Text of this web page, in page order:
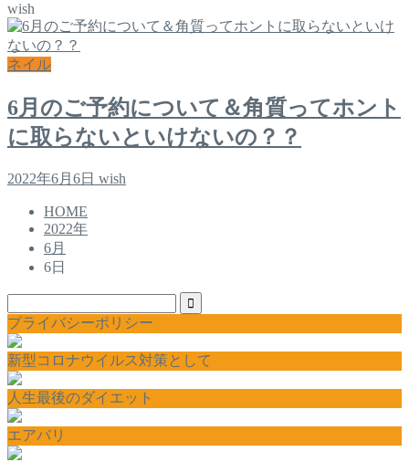
wish
ネイル
6月のご予約について＆角質ってホント
に取らないといけないの？？
2022年6月6日 wish
HOME
2022年
6月
6日
プライバシーポリシー
新型コロナウイルス対策として
人生最後のダイエット
エアバリ